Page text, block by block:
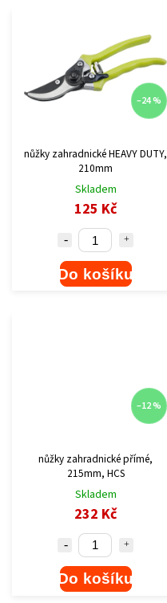
–24 %
nůžky zahradnické HEAVY DUTY,
210mm
Skladem
125 Kč
Do košíku
–12 %
nůžky zahradnické přímé,
215mm, HCS
Skladem
232 Kč
Do košíku